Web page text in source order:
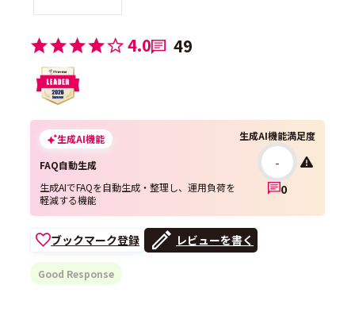
4.0 49
生成AI機能
FAQ自動生成
生成AIでFAQを自動生成・整理し、運用負荷を
軽減する機能
生成AI機能満足度
-
0
ブックマーク登録 レビューを書く
Good Response